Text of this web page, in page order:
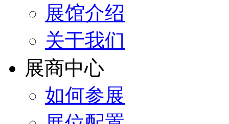
展馆介绍
关于我们
展商中心
如何参展